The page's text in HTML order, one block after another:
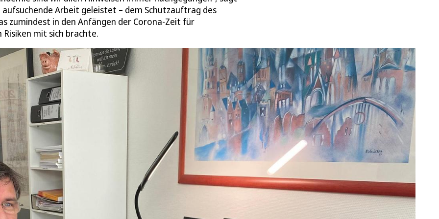
Arbeit geleistet – dem Schutzauftrag des
zumindest in den Anfängen der Corona-Zeit für
mit sich brachte.